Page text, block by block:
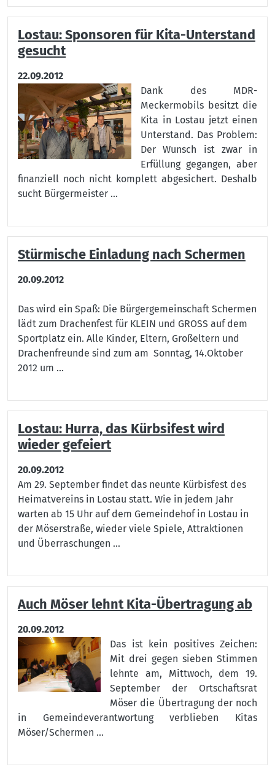
Lostau: Sponsoren für Kita-Unterstand
gesucht
22.09.2012
Dank des MDR-
Meckermobils besitzt die
Kita in Lostau jetzt einen
Unterstand. Das Problem:
Der Wunsch ist zwar in
Erfüllung gegangen, aber
finanziell noch nicht komplett abgesichert. Deshalb
sucht Bürgermeister ...
Stürmische Einladung nach Schermen
20.09.2012
Das wird ein Spaß: Die Bürgergemeinschaft Schermen
lädt zum Drachenfest für KLEIN und GROSS auf dem
Sportplatz ein. Alle Kinder, Eltern, Großeltern und
Drachenfreunde sind zum am Sonntag, 14.Oktober
2012 um ...
Lostau: Hurra, das Kürbsifest wird
wieder gefeiert
20.09.2012
Am 29. September findet das neunte Kürbisfest des
Heimatvereins in Lostau statt. Wie in jedem Jahr
warten ab 15 Uhr auf dem Gemeindehof in Lostau in
der Möserstraße, wieder viele Spiele, Attraktionen
und Überraschungen ...
Auch Möser lehnt Kita-Übertragung ab
20.09.2012
Das ist kein positives Zeichen:
Mit drei gegen sieben Stimmen
lehnte am, Mittwoch, dem 19.
September der Ortschaftsrat
Möser die Übertragung der noch
in Gemeindeverantwortung verblieben Kitas
Möser/Schermen ...